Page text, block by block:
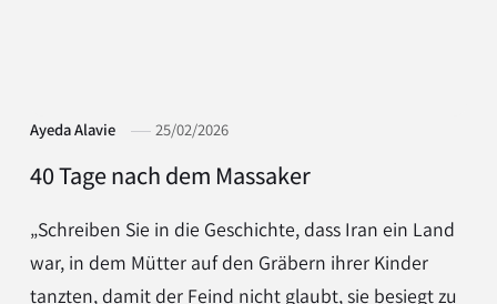
Ayeda Alavie 25/02/2026
40 Tage nach dem Massaker
„Schreiben Sie in die Geschichte, dass Iran ein Land
war, in dem Mütter auf den Gräbern ihrer Kinder
tanzten, damit der Feind nicht glaubt, sie besiegt zu